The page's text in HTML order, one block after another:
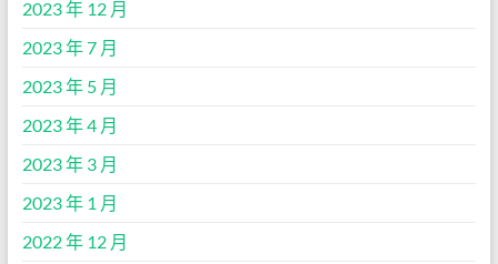
2023 年 12 月
2023 年 7 月
2023 年 5 月
2023 年 4 月
2023 年 3 月
2023 年 1 月
2022 年 12 月